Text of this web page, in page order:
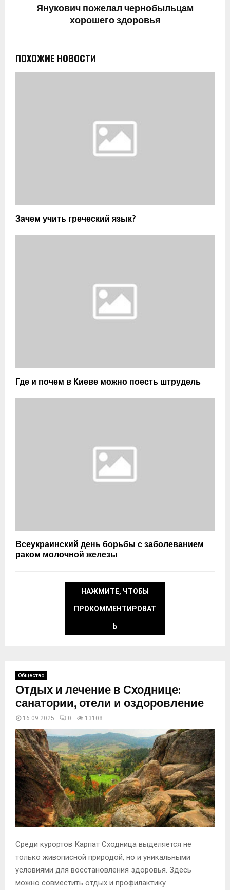
Янукович пожелал чернобыльцам
хорошего здоровья
ПОХОЖИЕ НОВОСТИ
Зачем учить греческий язык?
Где и почем в Киеве можно поесть штрудель
Всеукраинский день борьбы с заболеванием
раком молочной железы
НАЖМИТЕ, ЧТОБЫ
ПРОКОММЕНТИРОВАТ
Ь
Общество
Отдых и лечение в Сходнице:
санатории, отели и оздоровление
16.09.2025 0 13109
Среди курортов Карпат Сходница выделяется не
только живописной природой, но и уникальными
условиями для восстановления здоровья. Здесь
можно совместить отдых и профилактику